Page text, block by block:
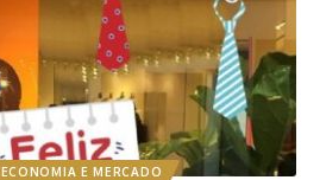
ECONOMIA E MERCADO